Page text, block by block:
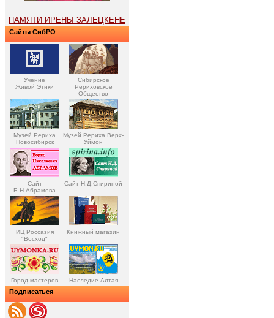
ПАМЯТИ ИРЕНЫ ЗАЛЕЦКЕНЕ
Сайты СибРО
Учение
Живой Этики
Сибирское
Рериховское
Общество
Музей Рериха
Новосибирск
Музей Рериха Верх-
Уймон
Сайт
Б.Н.Абрамова
Сайт Н.Д.Спириной
ИЦ Россазия
"Восход"
Книжный магазин
Город мастеров Наследие Алтая
Подписаться